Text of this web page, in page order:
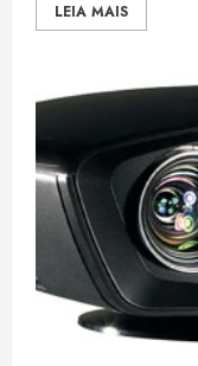
LEIA MAIS